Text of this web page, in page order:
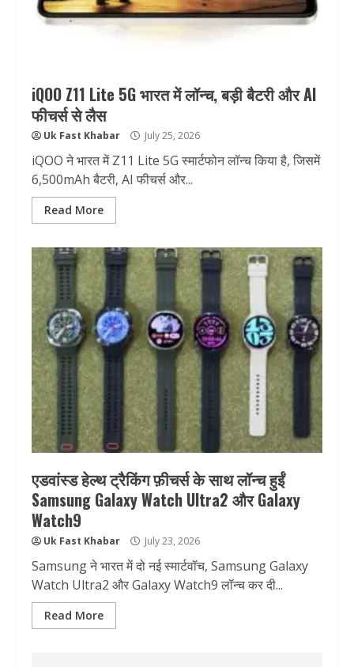
iQOO Z11 Lite 5G भारत में लॉन्च, बड़ी बैटरी और AI
फीचर्स से लैस
Uk Fast Khabar July 25, 2026
iQOO ने भारत में Z11 Lite 5G स्मार्टफोन लॉन्च किया है, जिसमें
6,500mAh बैटरी, AI फीचर्स और...
Read More
एडवांस्ड हेल्थ ट्रैकिंग फ़ीचर्स के साथ लॉन्च हुईं
Samsung Galaxy Watch Ultra2 और Galaxy
Watch9
Uk Fast Khabar July 23, 2026
Samsung ने भारत में दो नई स्मार्टवॉच, Samsung Galaxy
Watch Ultra2 और Galaxy Watch9 लॉन्च कर दी...
Read More